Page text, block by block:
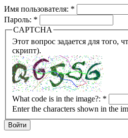
Имя пользователя: *
Пароль: *
CAPTCHA
Этот вопрос задается для того, чтобы выяснить, являетесь ли
скрипт).
What code is in the image?: *
Enter the characters shown in the